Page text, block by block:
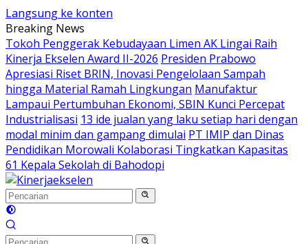
Langsung ke konten
Breaking News
Tokoh Penggerak Kebudayaan Limen AK Lingai Raih
Kinerja Ekselen Award II-2026 Presiden Prabowo
Apresiasi Riset BRIN, Inovasi Pengelolaan Sampah
hingga Material Ramah Lingkungan Manufaktur
Lampaui Pertumbuhan Ekonomi, SBIN Kunci Percepat
Industrialisasi 13 ide jualan yang laku setiap hari dengan
modal minim dan gampang dimulai PT IMIP dan Dinas
Pendidikan Morowali Kolaborasi Tingkatkan Kapasitas
61 Kepala Sekolah di Bahodopi